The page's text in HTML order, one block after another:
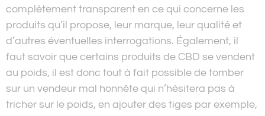
complètement transparent en ce qui concerne les
produits qu’il propose, leur marque, leur qualité et
d’autres éventuelles interrogations. Également, il
faut savoir que certains produits de CBD se vendent
au poids, il est donc tout à fait possible de tomber
sur un vendeur mal honnête qui n’hésitera pas à
tricher sur le poids, en ajouter des tiges par exemple,